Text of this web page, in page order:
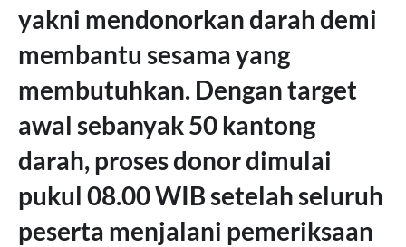
yakni mendonorkan darah demi
membantu sesama yang
membutuhkan. Dengan target
awal sebanyak 50 kantong
darah, proses donor dimulai
pukul 08.00 WIB setelah seluruh
peserta menjalani pemeriksaan